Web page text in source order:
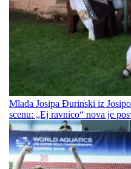
Mlada Josipa Đurinski iz
scenu: „Ej ravnico“ nova je